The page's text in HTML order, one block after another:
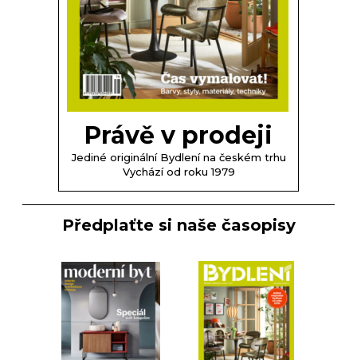
Právě v prodeji
Jediné originální Bydlení na českém trhu
Vychází od roku 1979
Předplaťte si naše časopisy